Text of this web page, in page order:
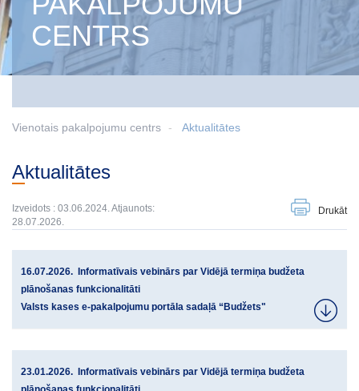
CENTRS
Vienotais pakalpojumu centrs Aktualitātes
Aktualitātes
Izveidots : 03.06.2024. Atjaunots:
28.07.2026.
Drukāt
16.07.2026. Informatīvais vebinārs par Vidējā termiņa budžeta
plānošanas funkcionalitāti
Valsts kases e-pakalpojumu portāla sadaļā “Budžets"
23.01.2026. Informatīvais vebinārs par Vidējā termiņa budžeta